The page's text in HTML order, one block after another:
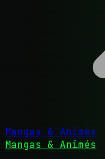
Mangas & Animés
Mangas & Animés